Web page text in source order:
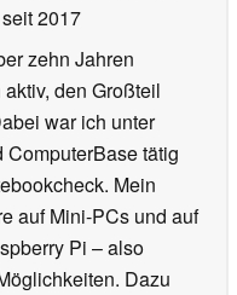
seit 2017
zehn Jahren
den Großteil
war ich unter
ComputerBase tätig
Mein
auf Mini-PCs und auf
Pi – also
Dazu